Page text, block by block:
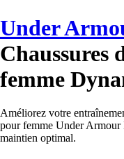
Under
Chaussures
femme
Améliorez votre
pour femme Under
maintien optimal.